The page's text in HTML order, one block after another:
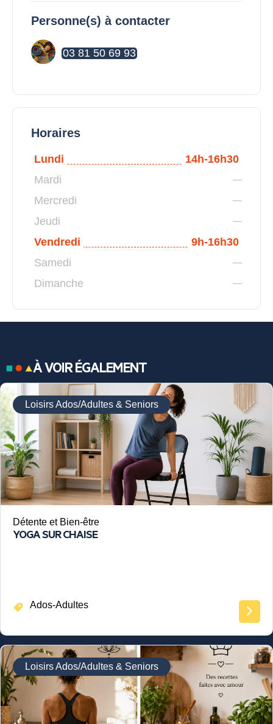
Personne(s) à contacter
03 81 50 69 93
Horaires
Lundi
14h-16h30
Mardi
Mercredi
Jeudi
Vendredi
9h-16h30
Samedi
Dimanche
À VOIR ÉGALEMENT
Loisirs Ados/Adultes & Seniors
Détente et Bien-être
YOGA SUR CHAISE
Ados-Adultes
Loisirs Ados/Adultes & Seniors